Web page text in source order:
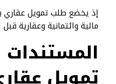
إذ يخضع طلب تمويل عقاري
مالية وائتمانية وعقارية
المستندات